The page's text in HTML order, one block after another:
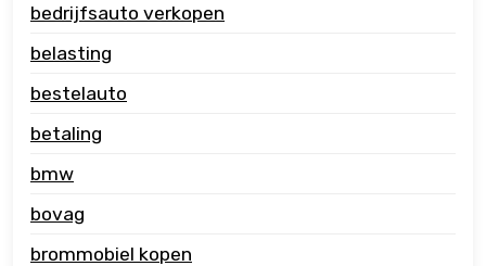
bedrijfsauto verkopen
belasting
bestelauto
betaling
bmw
bovag
brommobiel kopen